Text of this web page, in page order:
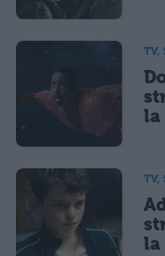
TV,
la
TV,
la